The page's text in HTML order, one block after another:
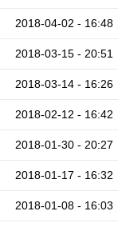
2018-04-02 - 16:48
2018-03-15 - 20:51
2018-03-14 - 16:26
2018-02-12 - 16:42
2018-01-30 - 20:27
2018-01-17 - 16:32
2018-01-08 - 16:03